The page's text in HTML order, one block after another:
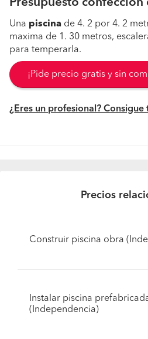
Presupuesto confección
Una piscina de 4. 2 por 4. 2
maxima de 1. 30 metros,
para temperarla.
¡Pide precio gratis y sin
¿Eres un profesional?
Precios
Construir piscina obra
Instalar piscina
(Independencia)